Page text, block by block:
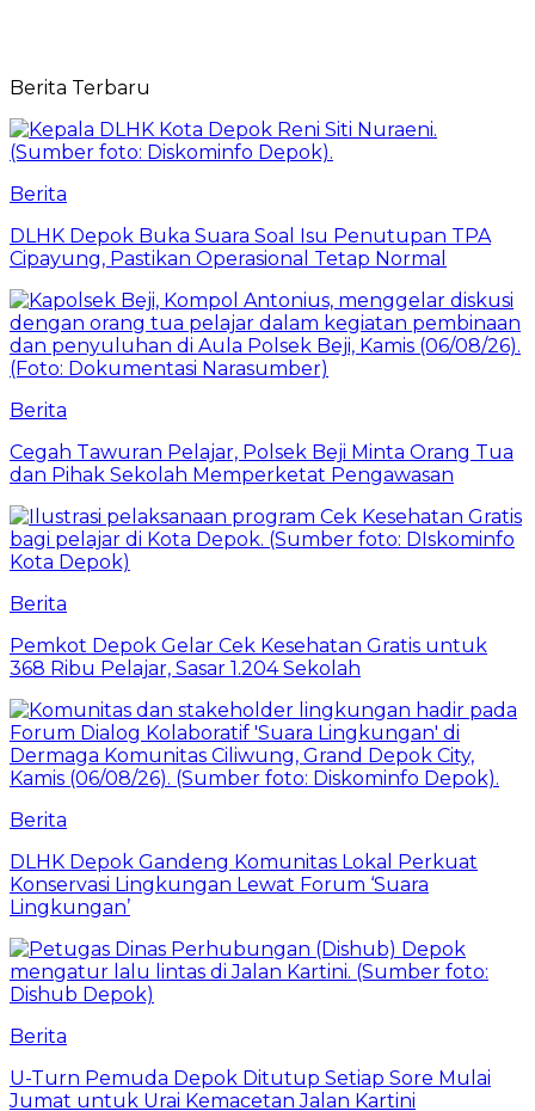
Berita Terbaru
Berita
DLHK Depok Buka Suara Soal Isu Penutupan TPA
Cipayung, Pastikan Operasional Tetap Normal
Berita
Cegah Tawuran Pelajar, Polsek Beji Minta Orang Tua
dan Pihak Sekolah Memperketat Pengawasan
Berita
Pemkot Depok Gelar Cek Kesehatan Gratis untuk
368 Ribu Pelajar, Sasar 1.204 Sekolah
Berita
DLHK Depok Gandeng Komunitas Lokal Perkuat
Konservasi Lingkungan Lewat Forum ‘Suara
Lingkungan’
Berita
U-Turn Pemuda Depok Ditutup Setiap Sore Mulai
Jumat untuk Urai Kemacetan Jalan Kartini